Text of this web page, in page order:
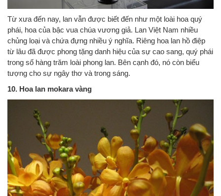
Từ xưa đến nay, lan vẫn được biết đến như một loài hoa quý
phái, hoa của bậc vua chúa vương giả. Lan Việt Nam nhiều
chủng loại và chứa đựng nhiều ý nghĩa. Riêng hoa lan hồ điệp
từ lâu đã được phong tặng danh hiệu của sự cao sang, quý phái
trong số hàng trăm loài phong lan. Bên cạnh đó, nó còn biểu
tượng cho sự ngây thơ và trong sáng.
10. Hoa lan mokara vàng